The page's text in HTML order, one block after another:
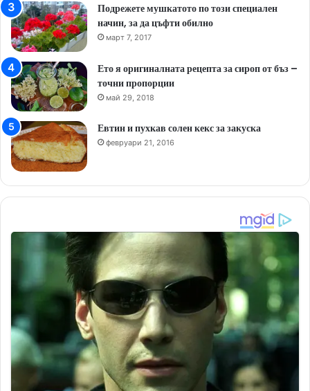
Подрежете мушкатото по този специален
начин, за да цъфти обилно
март 7, 2017
Ето я оригиналната рецепта за сироп от бъз –
точни пропорции
май 29, 2018
Евтин и пухкав солен кекс за закуска
февруари 21, 2016